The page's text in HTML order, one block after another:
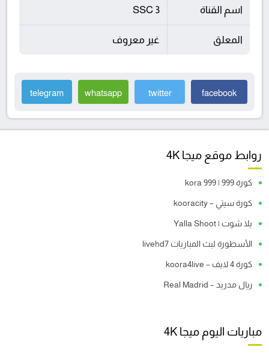
اسم القناة SSC 3
المعلق غير معروف
facebook
twitter
whatsapp
telegram
روابط موقع ميجا 4K
كورة 999 | kora 999
كورة سيتي – kooracity
يلا شوت | Yalla Shoot
الأسطورة لبث المباريات livehd7
كورة 4 لايف – koora4live
ريال مدريد – Real Madrid
مباريات اليوم ميجا 4K